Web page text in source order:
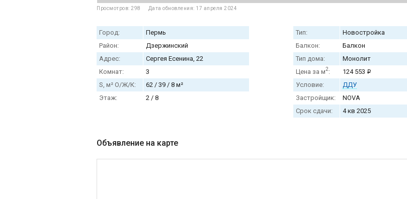
Просмотров: 298 Дата обновления: 17 апреля 2024
Город:
Пермь
Район:
Дзержинский
Адрес:
Сергея Есенина, 22
Комнат:
3
S, м² О/Ж/К:
62 / 39 / 8 м²
Этаж:
2 / 8
Тип:
Новостройка
Балкон:
Балкон
Тип дома:
Монолит
Цена за м2
: 124 553 i
Условие:
ДДУ
Застройщик:
NOVA
Срок сдачи:
4 кв 2025
Объявление на карте